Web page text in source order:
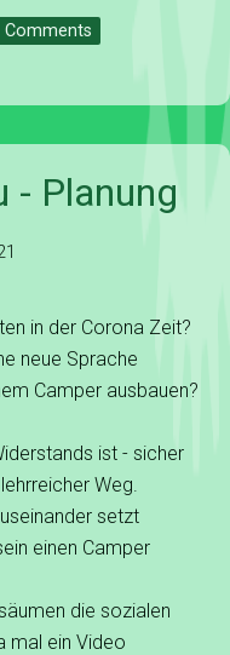
Comments
- Planung
in der Corona Zeit?
neue Sprache
Camper ausbauen?
ist - sicher
Weg.
setzt
einen Camper
die sozialen
mal ein Video